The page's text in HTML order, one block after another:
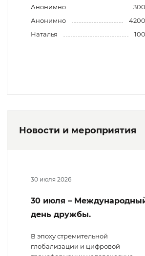
Анонимно
Анонимно
Наталья
Новости и мероприятия
30 июля 2026
30 июля –
день дружбы.
В эпоху стремительной
глобализации и цифровой